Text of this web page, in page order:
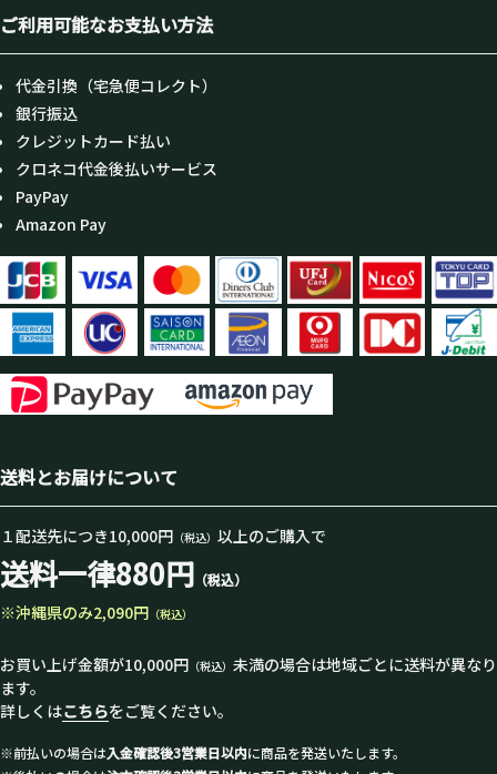
ご利用可能なお支払い方法
代金引換（宅急便コレクト）
銀行振込
クレジットカード払い
クロネコ代金後払いサービス
PayPay
Amazon Pay
送料とお届けについて
１配送先につき10,000円 （税込） 以上のご購入で
送料一律880円 （税込）
※沖縄県のみ2,090円 （税込）
お買い上げ金額が10,000円 （税込） 未満の場合は地域ごとに送料が異なり
ます。
詳しくはこちらをご覧ください。
※前払いの場合は入金確認後3営業日以内に商品を発送いたします。